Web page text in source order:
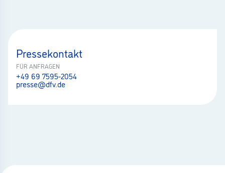
Pressekontakt
FÜR ANFRAGEN
+49 69 7595-2054
presse@dfv.de